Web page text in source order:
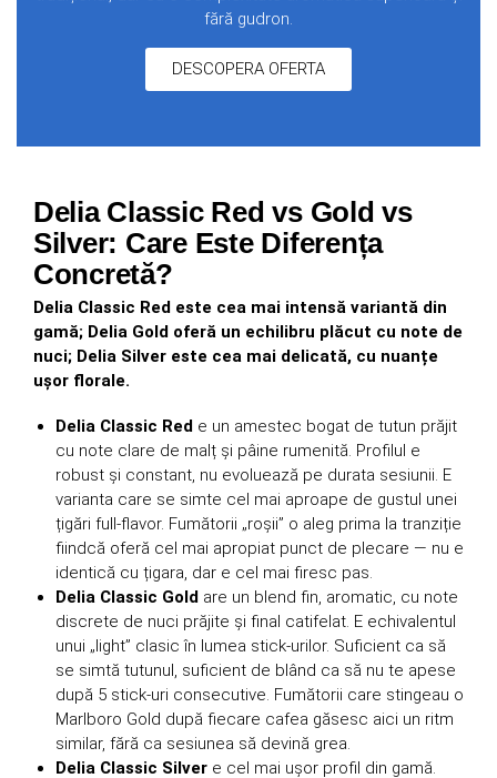
fără gudron.
DESCOPERA OFERTA
Delia Classic Red vs Gold vs
Silver: Care Este Diferența
Concretă?
Delia Classic Red este cea mai intensă variantă din
gamă; Delia Gold oferă un echilibru plăcut cu note de
nuci; Delia Silver este cea mai delicată, cu nuanțe
ușor florale.
Delia Classic Red e un amestec bogat de tutun prăjit
cu note clare de malț și pâine rumenită. Profilul e
robust și constant, nu evoluează pe durata sesiunii. E
varianta care se simte cel mai aproape de gustul unei
țigări full-flavor. Fumătorii „roșii” o aleg prima la tranziție
fiindcă oferă cel mai apropiat punct de plecare — nu e
identică cu țigara, dar e cel mai firesc pas.
Delia Classic Gold are un blend fin, aromatic, cu note
discrete de nuci prăjite și final catifelat. E echivalentul
unui „light” clasic în lumea stick-urilor. Suficient ca să
se simtă tutunul, suficient de blând ca să nu te apese
după 5 stick-uri consecutive. Fumătorii care stingeau o
Marlboro Gold după fiecare cafea găsesc aici un ritm
similar, fără ca sesiunea să devină grea.
Delia Classic Silver e cel mai ușor profil din gamă.